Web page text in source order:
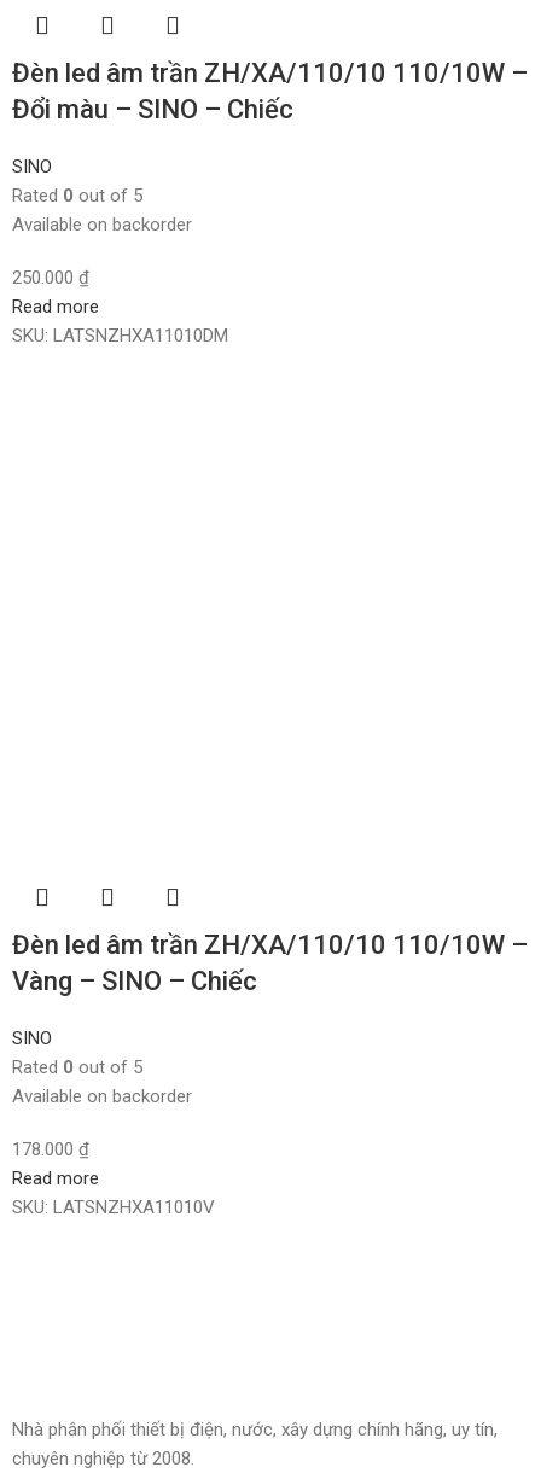
Đèn led âm trần ZH/XA/110/10 110/10W –
Đổi màu – SINO – Chiếc
SINO
Rated 0 out of 5
Available on backorder
250.000 ₫
Read more
SKU: LATSNZHXA11010DM
Đèn led âm trần ZH/XA/110/10 110/10W –
Vàng – SINO – Chiếc
SINO
Rated 0 out of 5
Available on backorder
178.000 ₫
Read more
SKU: LATSNZHXA11010V
Nhà phân phối thiết bị điện, nước, xây dựng chính hãng, uy tín,
chuyên nghiệp từ 2008.